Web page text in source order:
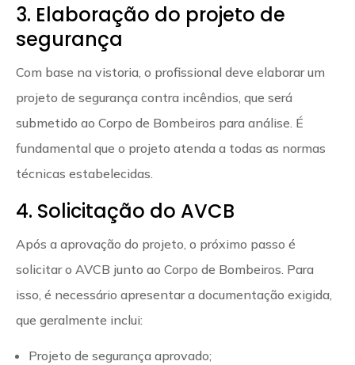
3. Elaboração do projeto de
segurança
Com base na vistoria, o profissional deve elaborar um
projeto de segurança contra incêndios, que será
submetido ao Corpo de Bombeiros para análise. É
fundamental que o projeto atenda a todas as normas
técnicas estabelecidas.
4. Solicitação do AVCB
Após a aprovação do projeto, o próximo passo é
solicitar o AVCB junto ao Corpo de Bombeiros. Para
isso, é necessário apresentar a documentação exigida,
que geralmente inclui:
Projeto de segurança aprovado;